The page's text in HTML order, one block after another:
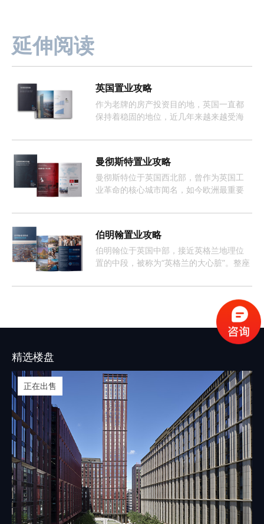
延伸阅读
英国置业攻略
作为老牌的房产投资目的地，英国一直都
保持着稳固的地位，近几年来越来越受海
曼彻斯特置业攻略
曼彻斯特位于英国西北部，曾作为英国工
业革命的核心城市闻名，如今欧洲最重要
伯明翰置业攻略
伯明翰位于英国中部，接近英格兰地理位
置的中段，被称为“英格兰的大心脏”。整座
伯明翰的租房市场长期呈现供不应求的情
精选楼盘
正在出售